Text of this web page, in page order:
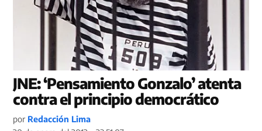
JNE: ‘Pensamiento Gonzalo’ atenta
contra el principio democrático
por Redacción Lima